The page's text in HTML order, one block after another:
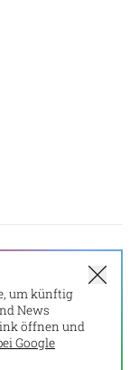
um künftig
News
öffnen und
Google